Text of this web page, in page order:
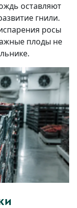
оставляют
гнили.
росы
плоды не